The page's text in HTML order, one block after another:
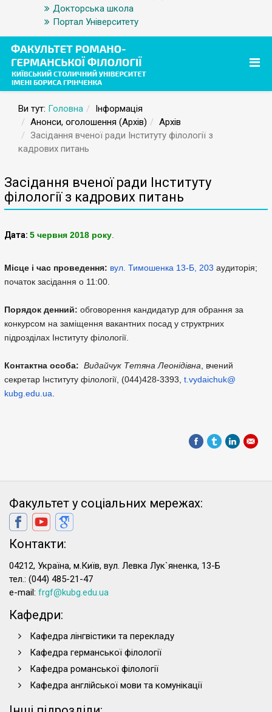
Докторська школа
Портал Університету
Ви тут: Головна
Інформація
Анонси, оголошення (Архів)
Архів
Засідання вченої ради Інституту філології з
кадрових питань
Засідання вченої ради Інституту
філології з кадрових питань
Дата: 5 червня 2018 року
Місце і час проведення: вул. Тимошенка 13-Б, 203 аудиторія;
початок засідання о 11:00.
Порядок денний: обговорення кандидатур для обрання за
конкурсом на заміщення вакантних посад у структрних
підрозділах Інституту філології.
Контактна особа: Видайчук Тетяна Леонідівна , вчений
секретар Інституту філології, (044)428-3393, t.vydaichuk@
kubg.edu.ua
Факультет у соціальних мережах:
Контакти:
04212, Україна, м.Київ, вул. Левка Лук`яненка, 13-Б
тел.: (044) 485-21-47
e-mail: frgf@kubg.edu.ua
Кафедри:
Кафедра лінгвістики та перекладу
Кафедра германської філології
Кафедра романської філології
Кафедра англійської мови та комунікації